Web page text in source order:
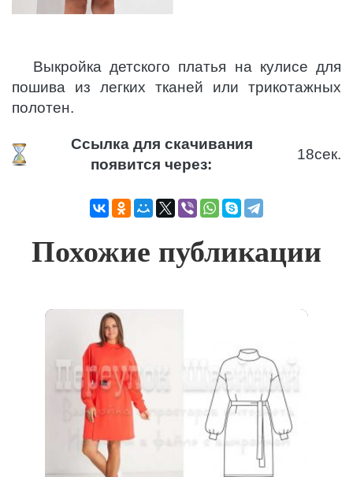
Выкройка детского платья на кулисе для
пошива из легких тканей или трикотажных
полотен.
Ссылка для скачивания
появится через:
18сек.
Похожие публикации